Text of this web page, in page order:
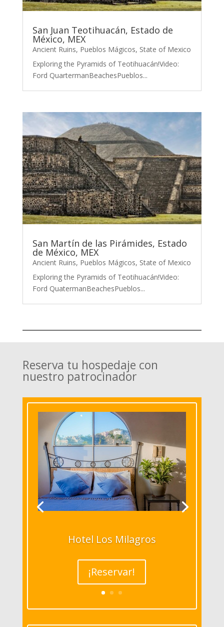
San Juan Teotihuacán, Estado de
México, MEX
Ancient Ruins, Pueblos Mágicos, State of Mexico
Exploring the Pyramids of Teotihuacán!Video:
Ford QuartermanBeachesPueblos...
San Martín de las Pirámides, Estado
de México, MEX
Ancient Ruins, Pueblos Mágicos, State of Mexico
Exploring the Pyramids of Teotihuacán!Video:
Ford QuatermanBeachesPueblos...
Reserva tu hospedaje con
nuestro patrocinador
Hotel Los Milagros
¡Reservar!